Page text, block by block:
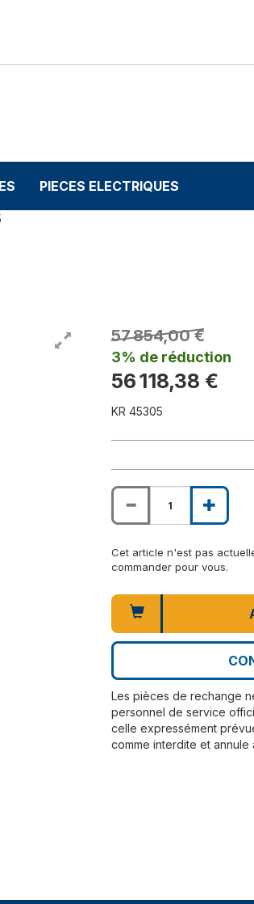
PIECES ELECTRIQUES
57 854,00 €
3% de réduction
56 118,38 €
KR 45305
Cet article n'est pas
commander pour vous.
Les pièces de rechange
personnel de service
celle expressément
comme interdite et annule